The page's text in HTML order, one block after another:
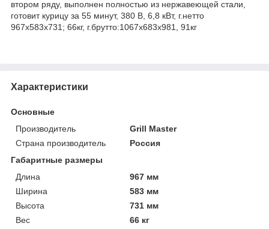
втором ряду, выполнен полностью из нержавеющей стали,
готовит курицу за 55 минут, 380 В, 6,8 кВт, г.нетто
967х583х731; 66кг, г.брутто:1067x683x981, 91кг
Характеристики
Основные
Производитель
Grill Master
Страна производитель
Россия
Габаритные размеры
Длина
967 мм
Ширина
583 мм
Высота
731 мм
Вес
66 кг